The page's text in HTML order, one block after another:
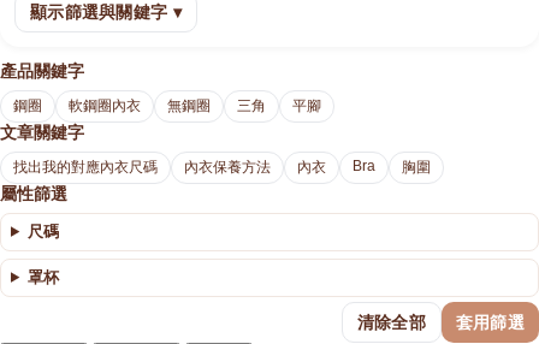
顯示篩選與關鍵字 ▾
產品關鍵字
鋼圈 軟鋼圈內衣 無鋼圈 三角 平腳
文章關鍵字
找出我的對應內衣尺碼 內衣保養方法 內衣 Bra 胸圍
屬性篩選
尺碼
罩杯
清除全部
套用篩選